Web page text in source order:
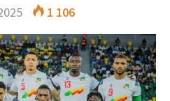
1 106